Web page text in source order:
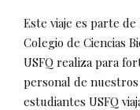
Este viaje es parte
Colegio de Ciencias
USFQ realiza para
personal de
estudiantes USFQ